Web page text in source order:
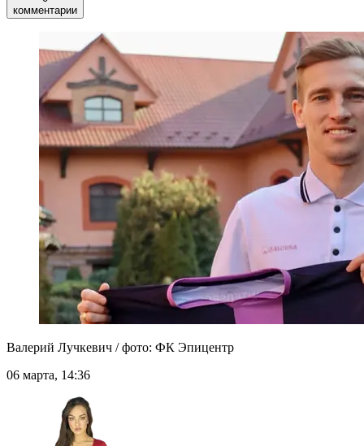
комментарии
Валерий Лучкевич / фото: ФК Эпицентр
06 марта, 14:36